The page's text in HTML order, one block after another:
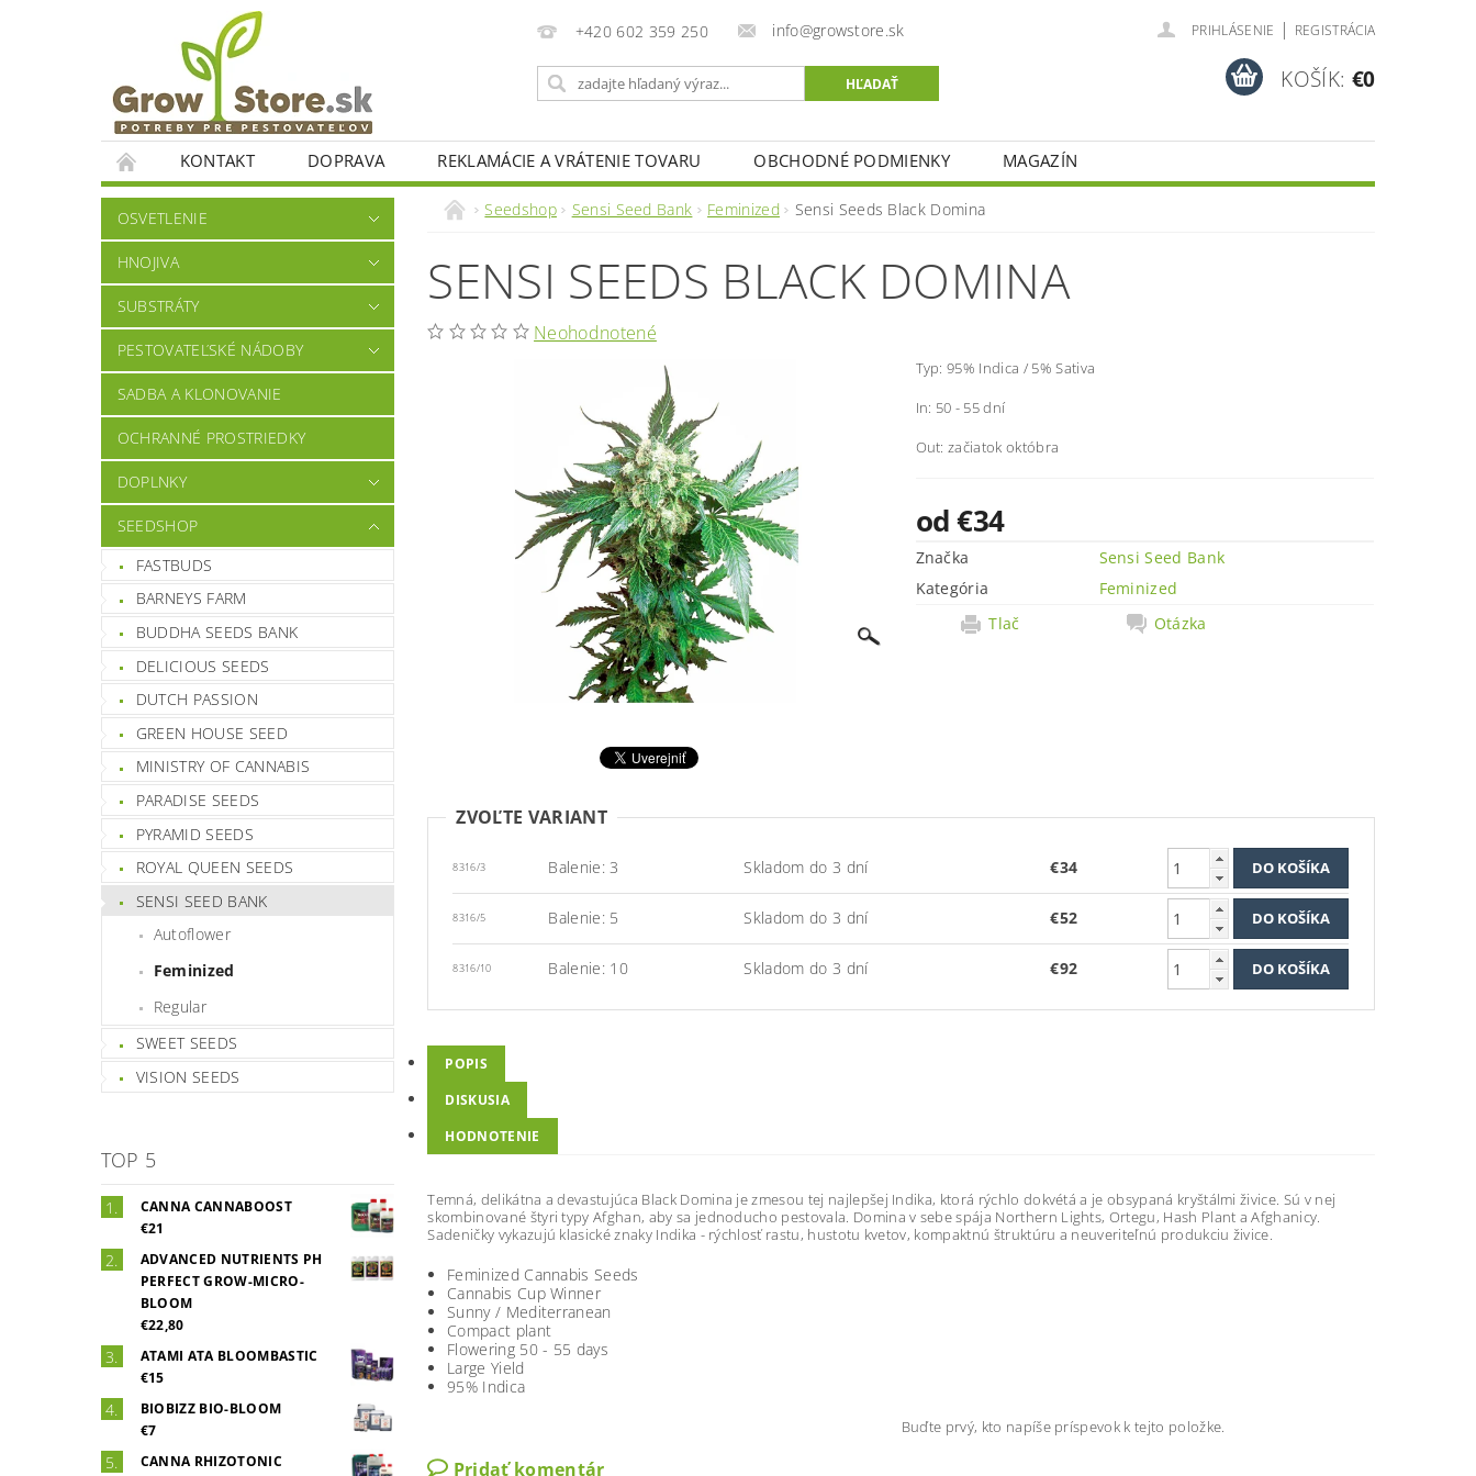
+420 602 359 250 info@growstore.sk PRIHLÁSENIE | REGISTRÁCIA
KOŠÍK: €0
KONTAKT DOPRAVA REKLAMÁCIE A VRÁTENIE TOVARU OBCHODNÉ PODMIENKY MAGAZÍN
OSVETLENIE
HNOJIVA
SUBSTRÁTY
PESTOVATEĽSKÉ NÁDOBY
SADBA A KLONOVANIE
OCHRANNÉ PROSTRIEDKY
DOPLNKY
SEEDSHOP
FASTBUDS
BARNEYS FARM
BUDDHA SEEDS BANK
DELICIOUS SEEDS
DUTCH PASSION
GREEN HOUSE SEED
MINISTRY OF CANNABIS
PARADISE SEEDS
PYRAMID SEEDS
ROYAL QUEEN SEEDS
SENSI SEED BANK
Autoflower
Feminized
Regular
SWEET SEEDS
VISION SEEDS
TOP 5
CANNA CANNABOOST
€21
ADVANCED NUTRIENTS PH
PERFECT GROW-MICRO-
BLOOM
€22,80
ATAMI ATA BLOOMBASTIC
€15
BIOBIZZ BIO-BLOOM
€7
CANNA RHIZOTONIC
Seedshop Sensi Seed Bank Feminized Sensi Seeds Black Domina
SENSI SEEDS BLACK DOMINA
Neohodnotené
Typ: 95% Indica / 5% Sativa
In: 50 - 55 dní
Out: začiatok októbra
od €34
Značka
Sensi Seed Bank
Kategória
Feminized
Tlač
Otázka
ZVOĽTE VARIANT
8316/3 Balenie: 3 Skladom do 3 dní €34
8316/5 Balenie: 5 Skladom do 3 dní €52
8316/10 Balenie: 10 Skladom do 3 dní €92
POPIS
DISKUSIA
HODNOTENIE
Temná, delikátna a devastujúca Black Domina je zmesou tej najlepšej Indika, ktorá rýchlo dokvétá a je obsypaná kryštálmi živice. Sú v nej
skombinované štyri typy Afghan, aby sa jednoducho pestovala. Domina v sebe spája Northern Lights, Ortegu, Hash Plant a Afghanicy.
Sadeničky vykazujú klasické znaky Indika - rýchlosť rastu, hustotu kvetov, kompaktnú štruktúru a neuveriteľnú produkciu živice.
Feminized Cannabis Seeds
Cannabis Cup Winner
Sunny / Mediterranean
Compact plant
Flowering 50 - 55 days
Large Yield
95% Indica
Buďte prvý, kto napíše príspevok k tejto položke.
Pridať komentár